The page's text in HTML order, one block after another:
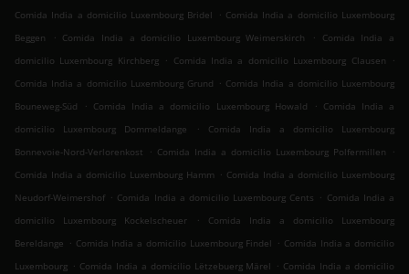
Comida India a domicilio Luxembourg Bridel
. Comida India a domicilio Luxembourg
Beggen
. Comida India a domicilio Luxembourg Weimerskirch .
Comida India a
domicilio Luxembourg Kirchberg . Comida India a domicilio Luxembourg Clausen
.
Comida India a domicilio Luxembourg Grund . Comida India a domicilio Luxembourg
Bouneweg-Süd
. Comida India a domicilio Luxembourg Howald . Comida India a
domicilio Luxembourg Dommeldange
.
Comida India a domicilio Luxembourg
Bonnevoie-Nord-Verlorenkost
. Comida India a domicilio Luxembourg Polfermillen
.
Comida India a domicilio Luxembourg Hamm . Comida India a domicilio Luxembourg
Neudorf-Weimershof . Comida India a domicilio Luxembourg Cents . Comida India a
domicilio Luxembourg Kockelscheuer
.
Comida India a domicilio Luxembourg
Bereldange . Comida India a domicilio Luxembourg Findel . Comida India a domicilio
Luxembourg . Comida India a domicilio Lëtzebuerg Märel . Comida India a domicilio